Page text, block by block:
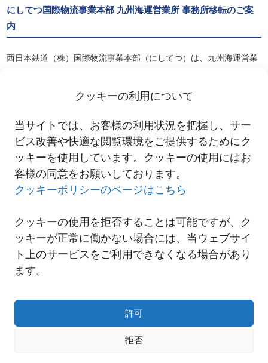
クッキーの利用について
当サイトでは、お客様の利用状況を把握し、サー
ビス改善や快適な閲覧環境をご提供するためにク
ッキーを使用しています。クッキーの使用にはお
客様の同意をお願いしております。
クッキーポリシーのページはこちら
クッキーの使用を拒否することは可能ですが、ク
ッキーが正常に働かない場合には、当ウェブサイ
ト上のサービスをご利用できなくなる場合があり
ます。
許可
拒否
にしてつ国際物流事業本部 九州海運営業所 事務所移転のご案
内
西日本鉄道（株）国際物流事業本部（にしてつ）は、九州海運営業
詳細は以下リンクよりご覧ください。
一覧へ